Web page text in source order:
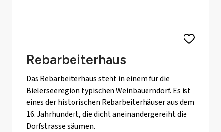
Rebarbeiterhaus
Das Rebarbeiterhaus steht in einem für die
Bielerseeregion typischen Weinbauerndorf. Es ist
eines der historischen Rebarbeiterhäuser aus dem
16. Jahrhundert, die dicht aneinandergereiht die
Dorfstrasse säumen.